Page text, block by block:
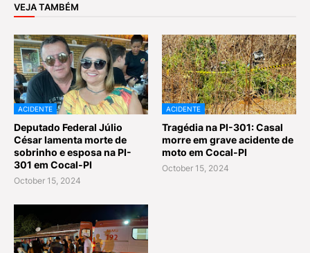
VEJA TAMBÉM
ACIDENTE
Deputado Federal Júlio
César lamenta morte de
sobrinho e esposa na PI-
301 em Cocal-PI
October 15, 2024
ACIDENTE
Tragédia na PI-301: Casal
morre em grave acidente de
moto em Cocal-PI
October 15, 2024